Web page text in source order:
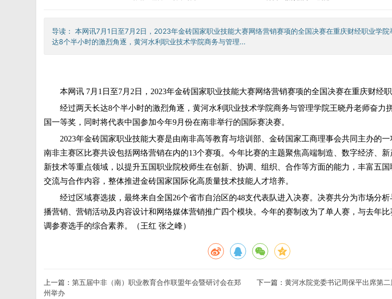
导读： 本网讯7月1日至7月2日，2023年金砖国家职业技能大赛网络营销赛项的全国决赛在重庆财经职业学院
达8个半小时的激烈角逐，黄河水利职业技术学院商务与管理...
本网讯 7月1日至7月2日，2023年金砖国家职业技能大赛网络营销赛项的全国决赛在重庆财经职
经过两天长达8个半小时的激烈角逐，黄河水利职业技术学院商务与管理学院王晓丹老师奋力
国一等奖，同时将代表中国参加今年9月份在南非举行的国际赛决赛。
2023年金砖国家职业技能大赛是由南非高等教育与培训部、金砖国家工商理事会共同主办的一
南非主赛区比赛共设包括网络营销在内的13个赛项。今年比赛的主题聚焦高端制造、数字经济、新
新技术等重点领域，以提升五国职业院校师生在创新、协调、组织、合作等方面的能力，丰富五
交流与合作内容，整体推进金砖国家国际化高质量技术技能人才培养。
经过区域赛选拔，最终来自全国26个省市自治区的48支代表队进入决赛。决赛共分为市场分
播营销、营销活动及内容设计和网络媒体营销推广四个模块。今年的赛制改为了单人赛，与去年
调参赛选手的综合素养。（王红 张之峰）
上一篇： 第五届中非（南）职业教育合作联盟年会暨研讨会在郑
州举办
下一篇：黄河水院党委书记周保平出席第